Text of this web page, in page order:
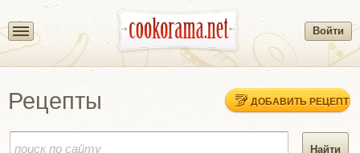
Войти
Рецепты ДОБАВИТЬ РЕЦЕПТ